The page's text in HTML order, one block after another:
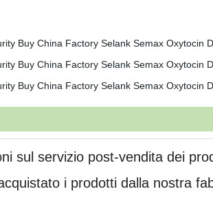
sul servizio post-vendita dei
i prodotti dalla nostra